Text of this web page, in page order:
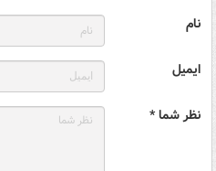
نام
ایمیل
نظر شما *